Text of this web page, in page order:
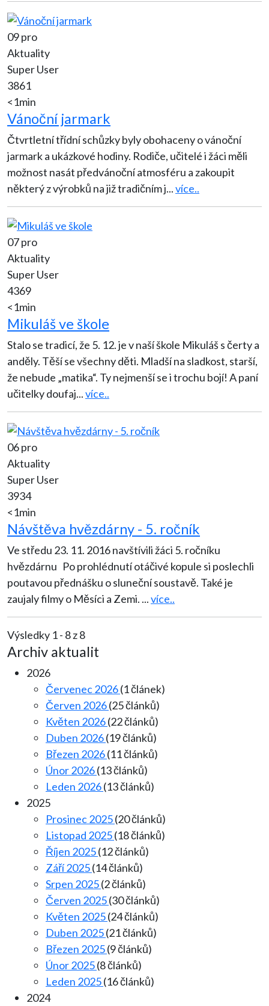
09 pro
Aktuality
Super User
3861
<1min
Vánoční jarmark
Čtvrtletní třídní schůzky byly obohaceny o vánoční
jarmark a ukázkové hodiny. Rodiče, učitelé i žáci měli
možnost nasát předvánoční atmosféru a zakoupit
některý z výrobků na již tradičním j...více..
07 pro
Aktuality
Super User
4369
<1min
Mikuláš ve škole
Stalo se tradicí, že 5. 12. je v naší škole Mikuláš s čerty a
anděly. Těší se všechny děti. Mladší na sladkost, starší,
že nebude „matika“. Ty nejmenší se i trochu bojí! A paní
učitelky doufaj...více..
06 pro
Aktuality
Super User
3934
<1min
Návštěva hvězdárny - 5. ročník
Ve středu 23. 11. 2016 navštívili žáci 5. ročníku
hvězdárnu Po prohlédnutí otáčivé kopule si poslechli
poutavou přednášku o sluneční soustavě. Také je
zaujaly filmy o Měsíci a Zemi. ...více..
Výsledky 1 - 8 z 8
Archiv aktualit
2026
Červenec 2026(1 článek)
Červen 2026(25 článků)
Květen 2026(22 článků)
Duben 2026(19 článků)
Březen 2026(11 článků)
Únor 2026(13 článků)
Leden 2026(13 článků)
2025
Prosinec 2025(20 článků)
Listopad 2025(18 článků)
Říjen 2025(12 článků)
Září 2025(14 článků)
Srpen 2025(2 článků)
Červen 2025(30 článků)
Květen 2025(24 článků)
Duben 2025(21 článků)
Březen 2025(9 článků)
Únor 2025(8 článků)
Leden 2025(16 článků)
2024